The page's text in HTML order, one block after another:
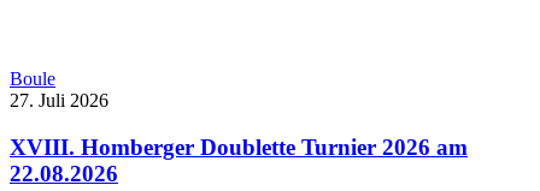
Boule
27. Juli 2026
XVIII. Homberger Doublette Turnier 2026 am
22.08.2026